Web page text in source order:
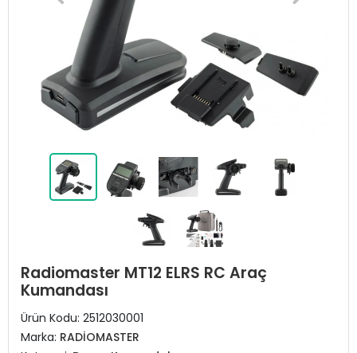
Radiomaster MT12 ELRS RC Araç
Kumandası
Ürün Kodu: 2512030001
Marka: RADİOMASTER